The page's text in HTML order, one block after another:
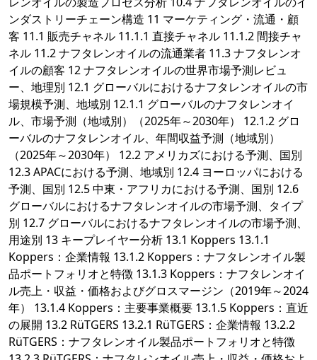
ンダストリーチェーン構造 11 マーケティング・流通・顧
客 11.1 販売チャネル 11.1.1 直接チャネル 11.1.2 間接チャ
ネル 11.2 ナフタレンオイルの流通業者 11.3 ナフタレンオ
イルの顧客 12 ナフタレンオイルの世界市場予測レビュ
ー、地理別 12.1 グローバルにおけるナフタレンオイルの市
場規模予測、地域別 12.1.1 グローバルのナフタレンオイ
ル、市場予測（地域別）（2025年～2030年） 12.1.2 グロ
ーバルのナフタレンオイル、年間収益予測（地域別）
（2025年～2030年） 12.2 アメリカズにおける予測、国別
12.3 APACにおける予測、地域別 12.4 ヨーロッパにおける
予測、国別 12.5 中東・アフリカにおける予測、国別 12.6
グローバルにおけるナフタレンオイルの市場予測、タイプ
別 12.7 グローバルにおけるナフタレンオイルの市場予測、
用途別 13 キープレイヤー分析 13.1 Koppers 13.1.1
Koppers：企業情報 13.1.2 Koppers：ナフタレンオイル製
品ポートフォリオと特徴 13.1.3 Koppers：ナフタレンオイ
ル売上・収益・価格およびグロスマージン（2019年～2024
年） 13.1.4 Koppers：主要事業概要 13.1.5 Koppers：直近
の展開 13.2 RüTGERS 13.2.1 RüTGERS：企業情報 13.2.2
RüTGERS：ナフタレンオイル製品ポートフォリオと特徴